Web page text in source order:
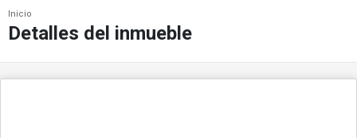
Inicio
Detalles del inmueble